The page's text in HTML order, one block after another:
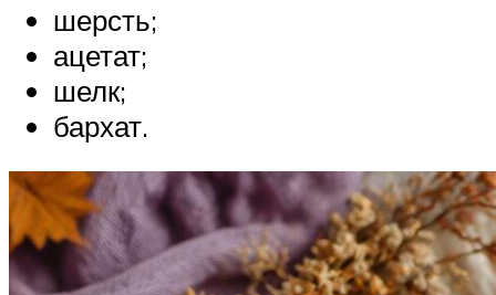
шерсть;
ацетат;
шелк;
бархат.